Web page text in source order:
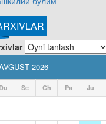
2026
Du Se Ch Pa Ju